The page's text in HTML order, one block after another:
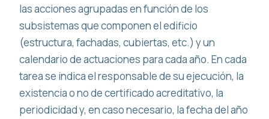
las acciones agrupadas en función de los
subsistemas que componen el edificio
(estructura, fachadas, cubiertas, etc.) y un
calendario de actuaciones para cada año. En cada
tarea se indica el responsable de su ejecución, la
existencia o no de certificado acreditativo, la
periodicidad y, en caso necesario, la fecha del año